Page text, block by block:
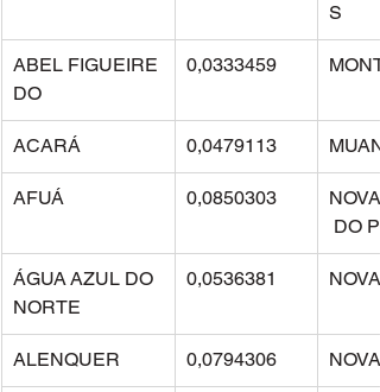
S
ABEL FIGUEIRE
DO
0,0333459
ACARÁ 0,0479113
AFUÁ 0,0850303
DO
ÁGUA AZUL DO
NORTE
0,0536381
ALENQUER 0,0794306